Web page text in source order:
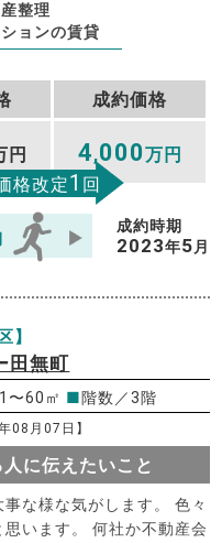
整理
ョンの賃貸
成約価格
円 4,000万円
格改定1 回
成約時期
2023年5 月
】
田無町
〜60㎡ ■階数／3階
08月07日】
に伝えたいこと
な様な気がします。 色々
います。 何社か不動産会